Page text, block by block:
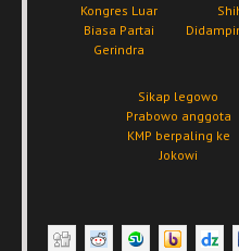
Kongres Luar
Biasa Partai
Gerindra
Sikap legowo
Prabowo anggota
KMP berpaling ke
Jokowi